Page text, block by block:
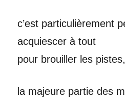
c’est particulièrement
acquiescer à tout
pour brouiller les
la majeure partie des